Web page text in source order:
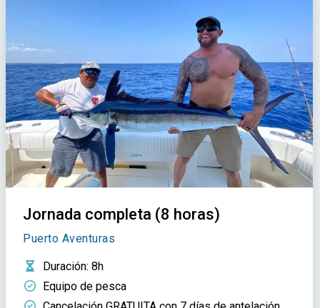
Jornada completa (8 horas)
Puerto Aventuras
Duración: 8h
Equipo de pesca